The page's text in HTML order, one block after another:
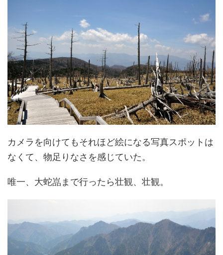
カメラを向けてもそれほど絵になる写真スポットは
なくて、物足りなさを感じていた。
唯一、大蛇嵓まで行ったら壮観、壮観。